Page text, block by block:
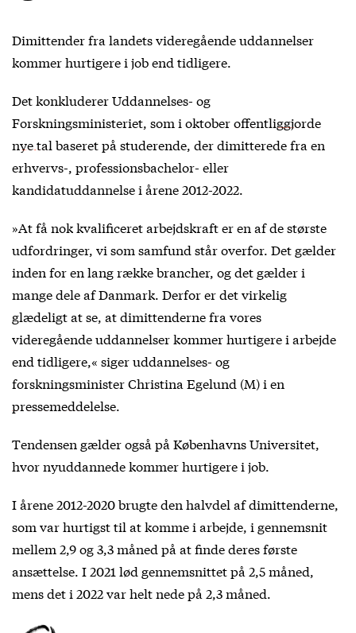
Dimittender fra landets videregående uddannelser
kommer hurtigere i job end tidligere.
Det konkluderer Uddannelses- og
Forskningsministeriet, som i oktoberoffentliggjorde
nye tal baseret på studerende, der dimitterede fra en
erhvervs-, professionsbachelor- eller
kandidatuddannelse i årene 2012-2022.
»At få nok kvalificeret arbejdskraft er en af de største
udfordringer, vi som samfund står overfor. Det gælder
inden for en lang række brancher, og det gælder i
mange dele af Danmark. Derfor er det virkelig
glædeligt at se, at dimittenderne fra vores
videregående uddannelser kommer hurtigere i arbejde
end tidligere,« siger uddannelses- og
forskningsminister Christina Egelund (M) i en
pressemeddelelse.
Tendensen gælder også på Københavns Universitet,
hvor nyuddannede kommer hurtigere i job.
I årene 2012-2020 brugte den halvdel af dimittenderne,
som var hurtigst til at komme i arbejde, i gennemsnit
mellem 2,9 og 3,3 måned på at finde deres første
ansættelse. I 2021 lød gennemsnittet på 2,5 måned,
mens det i 2022 var helt nede på 2,3 måned.